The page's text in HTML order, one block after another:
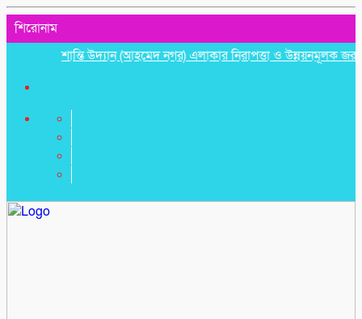
শিরোনাম
শান্তি উদ্যান (আহমেদ নগর) এলাকার নিরাপত্তা ও উন্নয়নমূলক জরুরি সভা